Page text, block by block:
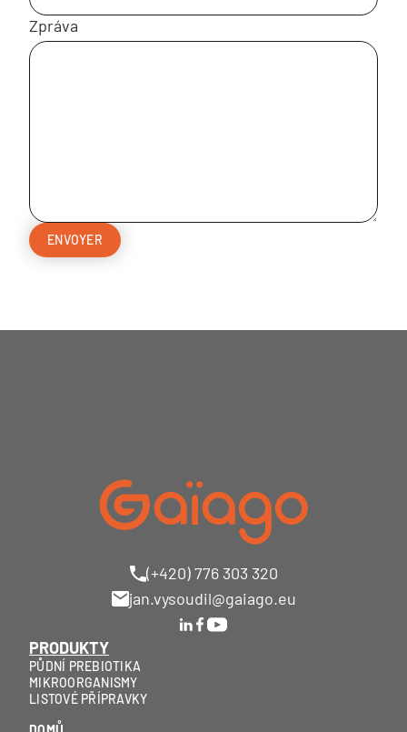
Zpráva
(+420) 776 303 320
jan.vysoudil@gaiago.eu
PRODUKTY
PŮDNÍ PREBIOTIKA
MIKROORGANISMY
LISTOVÉ PŘÍPRAVKY